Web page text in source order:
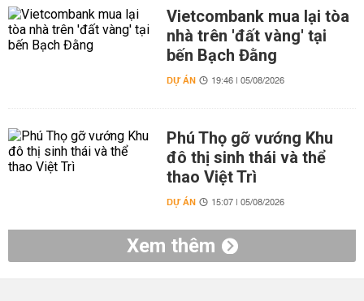
Vietcombank mua lại tòa
nhà trên 'đất vàng' tại
bến Bạch Đằng
DỰ ÁN 19:46 | 05/08/2026
Phú Thọ gỡ vướng Khu
đô thị sinh thái và thể
thao Việt Trì
DỰ ÁN 15:07 | 05/08/2026
Xem thêm